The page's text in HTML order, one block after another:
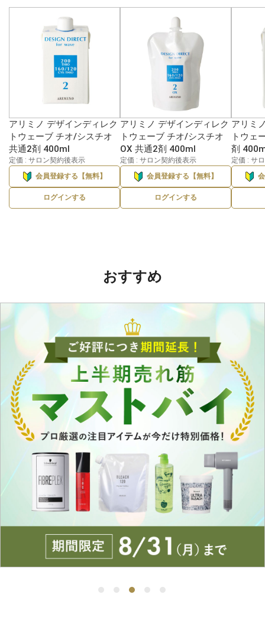
アリミノ デザインディレク
トウェーブ チオ/シスチオ
共通2剤 400ml
定価 : サロン契約後表示
会員登録する【無料】
ログインする
アリミノ デザインディレク
トウェーブ チオ/シスチオ
OX 共通2剤 400ml
定価 : サロン契約後表示
会員登録する【無料】
ログインする
アリミ
トウェ
剤
定価 : サ
おすすめ